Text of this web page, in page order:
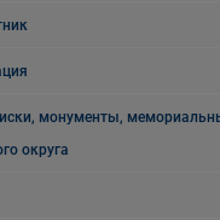
монументы,
округа